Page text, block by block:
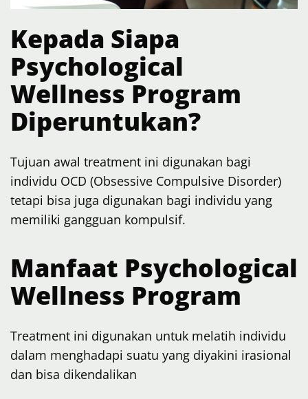
Kepada Siapa
Psychological
Wellness Program
Diperuntukan?
Tujuan awal treatment ini digunakan bagi
individu OCD (Obsessive Compulsive Disorder)
tetapi bisa juga digunakan bagi individu yang
memiliki gangguan kompulsif.
Manfaat Psychological
Wellness Program
Treatment ini digunakan untuk melatih individu
dalam menghadapi suatu yang diyakini irasional
dan bisa dikendalikan